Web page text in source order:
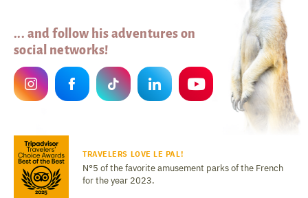
... and follow his adventures on
social networks!
TRAVELERS LOVE LE PAL!
N°5 of the favorite amusement parks of the French
for the year 2023.